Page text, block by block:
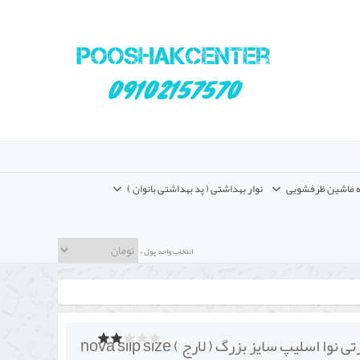
ماشین ظرفشویی
نوار بهداشتی ( پد بهداشتی بانوان )
انتخاب واحد پول »
پوشک بزرگسال شورتی نوا اسلیپ سایز بزرگ ( لارج ) nova slip size